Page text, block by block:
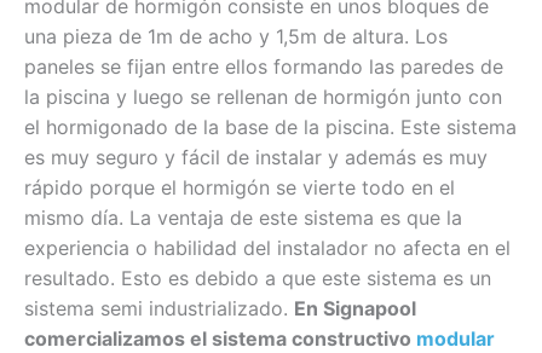
modular de hormigón consiste en unos bloques de
una pieza de 1m de acho y 1,5m de altura. Los
paneles se fijan entre ellos formando las paredes de
la piscina y luego se rellenan de hormigón junto con
el hormigonado de la base de la piscina. Este sistema
es muy seguro y fácil de instalar y además es muy
rápido porque el hormigón se vierte todo en el
mismo día. La ventaja de este sistema es que la
experiencia o habilidad del instalador no afecta en el
resultado. Esto es debido a que este sistema es un
sistema semi industrializado. En Signapool
comercializamos el sistema constructivo modular